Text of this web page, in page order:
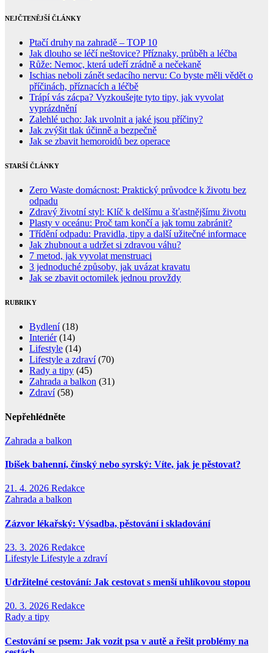
NEJČTENĚJŠÍ ČLÁNKY
Ptačí druhy na zahradě – TOP 10
Jak dlouho se léčí neštovice? Příznaky, průběh a léčba
Růže: Nemoc, která udeří zrádně a nečekaně
Ischias neboli zánět sedacího nervu: Co byste měli vědět o
příčinách, příznacích a léčbě
Trápí vás zácpa? Vyzkoušejte tyto tipy, jak vyvolat
vyprázdnění
Zalehlé ucho: Jak uvolnit a jaké jsou příčiny?
Jak zvýšit tlak účinně a bezpečně
Jak se zbavit hemoroidů bez operace
STARŠÍ ČLÁNKY
Zero Waste domácnost: Praktický průvodce k životu bez
odpadu
Zdravý životní styl: Klíč k delšímu a šťastnějšímu životu
Plasty v oceánu: Proč tam končí a jak tomu zabránit?
Třídění odpadu: Pravidla, tipy a další užitečné informace
Jak zhubnout a udržet si zdravou váhu?
7 metod, jak vyvolat menstruaci
3 jednoduché způsoby, jak uvázat kravatu
Jak se zbavit octomilek jednou provždy
RUBRIKY
Bydlení(18)
Interiér(14)
Lifestyle (14)
Lifestyle a zdraví(70)
Rady a tipy (45)
Zahrada a balkon (31)
Zdraví(58)
Nepřehlédněte
Zahrada a balkon
Ibišek bahenní, čínský nebo syrský: Víte, jak je pěstovat?
21. 4. 2026 Redakce
Zahrada a balkon
Zázvor lékařský: Výsadba, pěstování i skladování
23. 3. 2026 Redakce
Lifestyle Lifestyle a zdraví
Udržitelné cestování: Jak cestovat s menší uhlíkovou stopou
20. 3. 2026 Redakce
Rady a tipy
Cestování se psem: Jak vozit psa v autě a řešit problémy na